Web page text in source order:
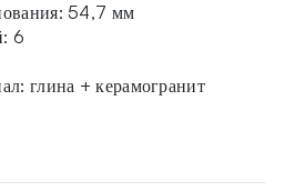
54,7 мм
6
глина + керамогранит